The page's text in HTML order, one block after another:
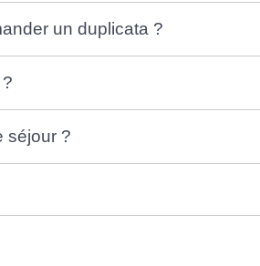
un duplicata ?
séjour ?